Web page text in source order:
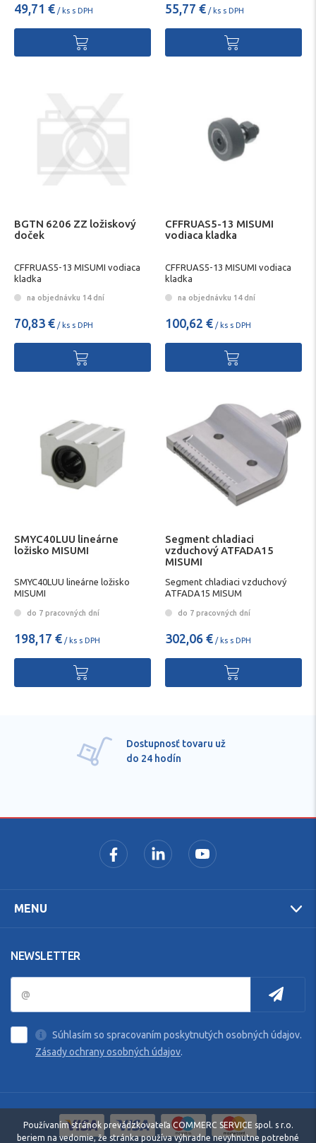
49,71 € / ks s DPH 55,77 € / ks s DPH
BGTN 6206 ZZ ložiskový
doček
CFFRUAS5-13 MISUMI vodiaca
kladka
na objednávku 14 dní
70,83 € / ks s DPH
CFFRUAS5-13 MISUMI
vodiaca kladka
CFFRUAS5-13 MISUMI vodiaca
kladka
na objednávku 14 dní
100,62 € / ks s DPH
SMYC40LUU lineárne
ložisko MISUMI
SMYC40LUU lineárne ložisko
MISUMI
do 7 pracovných dní
198,17 € / ks s DPH
Segment chladiaci
vzduchový ATFADA15
MISUMI
Segment chladiaci vzduchový
ATFADA15 MISUM
do 7 pracovných dní
302,06 € / ks s DPH
Pre každú položku
technické kvalifikované
MENU
NEWSLETTER
Súhlasím so spracovaním poskytnutých osobných údajov.
Zásady ochrany osobných údajov.
Používaním stránok prevádzkovateľa COMMERC SERVICE spol. s r.o.
beriem na vedomie, že stránka používa výhradne nevyhnutne potrebné